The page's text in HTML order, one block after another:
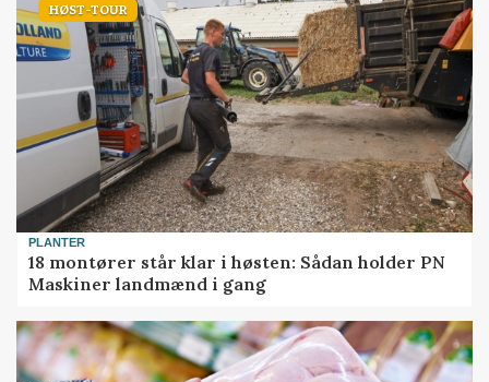
HØST-TOUR
PLANTER
18 montører står klar i høsten: Sådan holder PN
Maskiner landmænd i gang